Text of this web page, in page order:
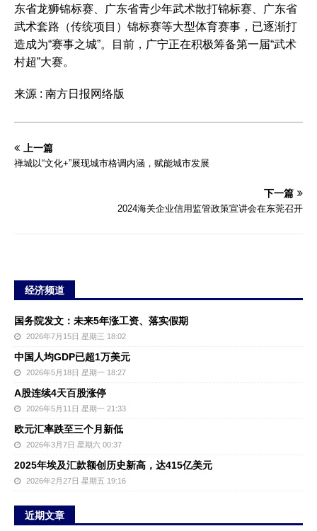
东省龙狮锦标赛、广东省青少年武术散打锦标赛、广东省
武术套路（传统项目）锦标赛等大型体育赛事，已逐渐打
造成为“赛事之城”。目前，广宁正在积极筹备第一届“武术
村超”大赛。
来源 : 南方日报网络版
上一篇
禅城以“文化+”展现城市格调内涵，赋能城市发展
下一篇
2024海关企业信用监管政策宣讲会在东莞召开
经济频道
国务院发文：未来5年涨工资、落实假期
2026年7月15日 星期三 18:02
中国人均GDP已超1万美元
2026年5月18日 星期一 18:27
A股连续4天百股涨停
2026年5月11日 星期一 21:33
欧元汇率跌至三个月新低
2026年3月7日 星期六 00:37
2025年埃及汇款额创历史新高，达415亿美元
2026年2月27日 星期五 19:16
近期文章